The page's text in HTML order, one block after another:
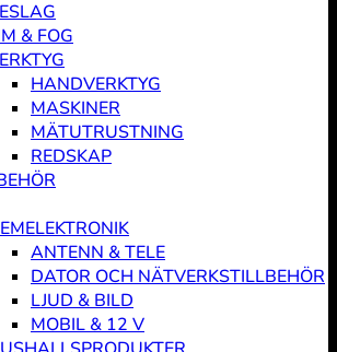
& FOG
HANDVERKTYG
MASKINER
MÄTUTRUSTNING
REDSKAP
ANTENN & TELE
DATOR OCH NÄTVERKSTILLBEHÖR
LJUD & BILD
MOBIL & 12 V